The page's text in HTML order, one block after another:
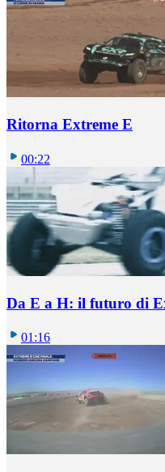
Ritorna Extreme E
00:22
Da E a H: il futuro di
01:16